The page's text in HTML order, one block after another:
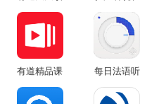
线
有道精品课
每日法语听
力